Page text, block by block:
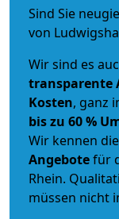
Sind Sie
von
Wir sind es
transparente
Kosten, ganz
bis zu 60 %
Wir kennen die
Angebotefür
Rhein.
müssen nicht